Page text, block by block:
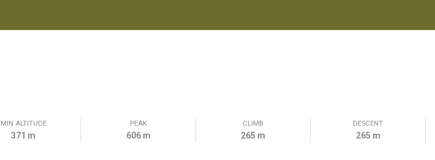
MIN ALTITUDE
371 m
PEAK
606 m
CLIMB
265 m
DESCENT
265 m